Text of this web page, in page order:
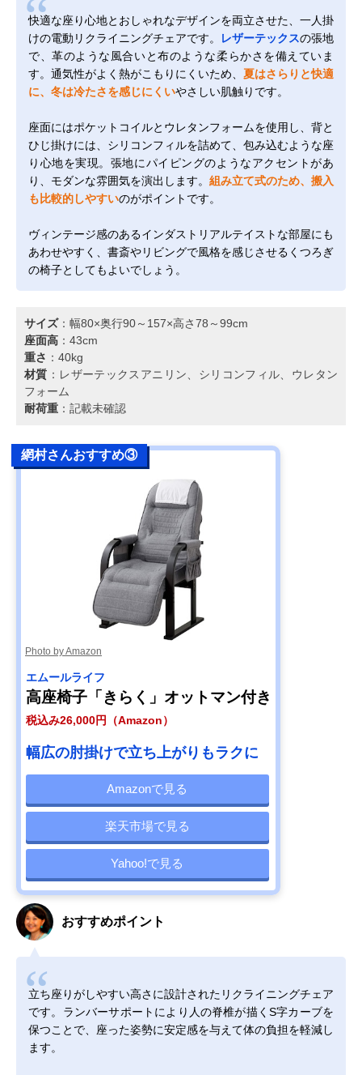
快適な座り心地とおしゃれなデザインを両立させた、一人掛
けの電動リクライニングチェアです。
レザーテックスの張地
で、革のような風合いと布のような柔らかさを備えていま
す。通気性がよく熱がこもりにくいため、 夏はさらりと快適
に、冬は冷たさを感じにくいやさしい肌触りです。
座面にはポケットコイルとウレタンフォームを使用し、背と
ひじ掛けには、シリコンフィルを詰めて、包み込むような座
り心地を実現。張地にパイピングのようなアクセントがあ
り、モダンな雰囲気を演出します。 組み立て式のため、搬入
も比較的しやすいのがポイントです。
ヴィンテージ感のあるインダストリアルテイストな部屋にも
あわせやすく、書斎やリビングで風格を感じさせるくつろぎ
の椅子としてもよいでしょう。
サイズ：幅80×奥行90～157×高さ78～99cm
座面高 ：43cm
重さ ：40kg
材質 ：レザーテックスアニリン、シリコンフィル、ウレタン
フォーム
耐荷重 ：記載未確認
網村さんおすすめ③
Photo by Amazon
エムールライフ
高座椅子「きらく」オットマン付き
税込み26,000円（Amazon）
幅広の肘掛けで立ち上がりもラクに
Amazonで見る
楽天市場で見る
Yahoo!で見る
おすすめポイント
立ち座りがしやすい高さに設計されたリクライニングチェア
です。ランバーサポートにより人の脊椎が描くS字カーブを
保つことで、座った姿勢に安定感を与えて体の負担を軽減し
ます。